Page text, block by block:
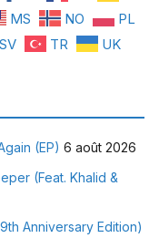
MS NO
PL
SV TR UK
(EP) 6 août 2026
(Feat. Khalid &
Anniversary Edition)